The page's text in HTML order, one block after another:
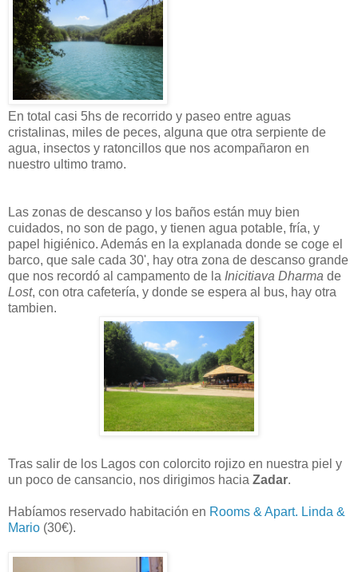
En total casi 5hs de recorrido y paseo entre aguas
cristalinas, miles de peces, alguna que otra serpiente de
agua, insectos y ratoncillos que nos acompañaron en
nuestro ultimo tramo.
Las zonas de descanso y los baños están muy bien
cuidados, no son de pago, y tienen agua potable, fría, y
papel higiénico. Además en la explanada donde se coge el
barco, que sale cada 30', hay otra zona de descanso grande
que nos recordó al campamento de la Inicitiava Dharma de
Lost, con otra cafetería, y donde se espera al bus, hay otra
tambien.
Tras salir de los Lagos con colorcito rojizo en nuestra piel y
un poco de cansancio, nos dirigimos hacia Zadar.
Habíamos reservado habitación en Rooms & Apart. Linda &
Mario (30€).